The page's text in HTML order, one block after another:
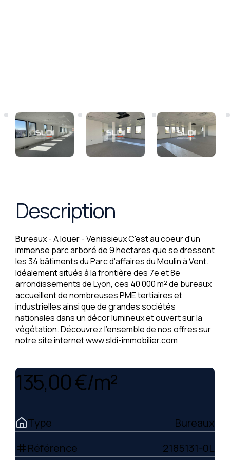
Description
Bureaux - A louer - Venissieux C'est au coeur d'un
immense parc arboré de 9 hectares que se dressent
les 34 bâtiments du Parc d'affaires du Moulin à Vent.
Idéalement situés à la frontière des 7e et 8e
arrondissements de Lyon, ces 40 000 m² de bureaux
accueillent de nombreuses PME tertiaires et
industrielles ainsi que de grandes sociétés
nationales dans un décor lumineux et ouvert sur la
végétation. Découvrez l'ensemble de nos offres sur
notre site internet www.sldi-immobilier.com
135,00 €/m²
Type Bureaux
tag Référence 2185131-0L